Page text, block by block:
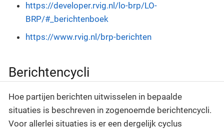
https://developer.rvig.nl/lo-brp/LO-
BRP/#_berichtenboek
https://www.rvig.nl/brp-berichten
Berichtencycli
Hoe partijen berichten uitwisselen in bepaalde
situaties is beschreven in zogenoemde berichtencycli.
Voor allerlei situaties is er een dergelijk cyclus